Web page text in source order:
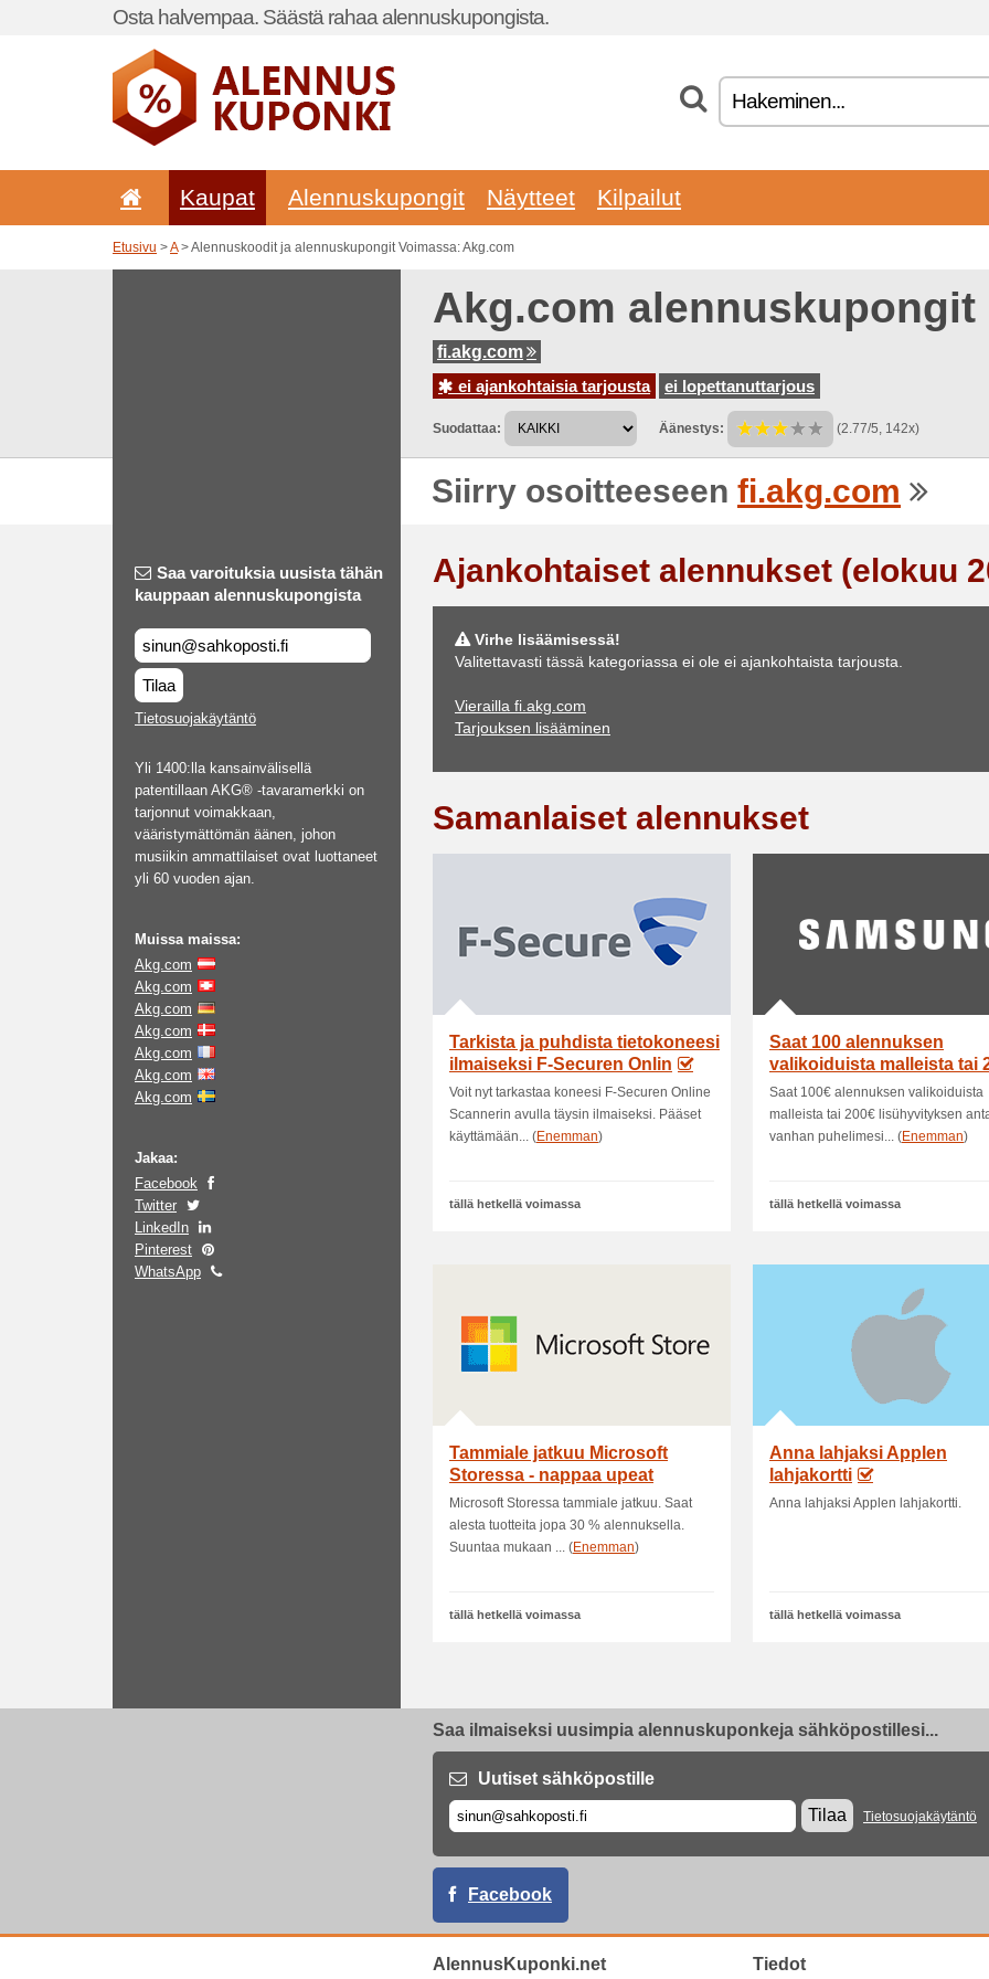
Osta halvempaa. Säästä rahaa alennuskupongista.
Kaupat Alennuskupongit Näytteet Kilpailut
Etusivu >A> Alennuskoodit ja alennuskupongit Voimassa: Akg.com
Akg.com alennuskupongit
fi.akg.com
ei ajankohtaisia tarjousta
ei lopettanuttarjous
Suodattaa: Äänestys: (2.77/5, 142x)
Siirry osoitteeseen fi.akg.com
Saa varoituksia uusista tähän
kauppaan alennuskupongista
Tilaa
Tietosuojakäytäntö
Yli 1400:lla kansainvälisellä
patentillaan AKG® -tavaramerkki on
tarjonnut voimakkaan,
vääristymättömän äänen, johon
musiikin ammattilaiset ovat luottaneet
yli 60 vuoden ajan.
Muissa maissa:
Akg.com
Akg.com
Akg.com
Akg.com
Akg.com
Akg.com
Akg.com
Jakaa:
Facebook
Twitter
LinkedIn
Pinterest
WhatsApp
Ajankohtaiset alennukset (elokuu
Virhe lisäämisessä!
Valitettavasti tässä kategoriassa ei ole ei ajankohtaista tarjousta.
Vierailla fi.akg.com
Tarjouksen lisääminen
Samanlaiset alennukset
Tarkista ja puhdista tietokoneesi
ilmaiseksi F-Securen Onlin
Voit nyt tarkastaa koneesi F-Securen Online
Scannerin avulla täysin ilmaiseksi. Pääset
käyttämään... (Enemman)
tällä hetkellä voimassa
Saat 100 alennuksen
valikoiduista malleista tai
lishyvitykse.
Saat 100€ alennuksen valikoiduista
malleista tai 200€ lisühyvityksen
vanhan puhelimesi... (Enemman)
tällä hetkellä voimassa
Tammiale jatkuu Microsoft
Storessa - nappaa upeat
tarjoukset
Microsoft Storessa tammiale jatkuu. Saat
alesta tuotteita jopa 30 % alennuksella.
Suuntaa mukaan ... (Enemman)
tällä hetkellä voimassa
Anna lahjaksi Applen
lahjakortti
Anna lahjaksi Applen lahjakortti.
tällä hetkellä voimassa
Saa ilmaiseksi uusimpia alennuskuponkeja sähköpostillesi...
Uutiset sähköpostille
Tilaa
Tietosuojakäytäntö
Facebook
AlennusKuponki.net Tiedot